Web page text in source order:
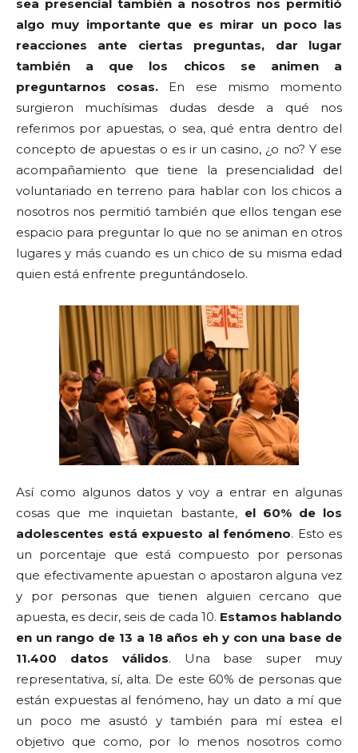
sea presencial también a nosotros nos permitió
algo muy importante que es mirar un poco las
reacciones ante ciertas preguntas, dar lugar
también a que los chicos se animen a
preguntarnos cosas. En ese mismo momento
surgieron muchísimas dudas desde a qué nos
referimos por apuestas, o sea, qué entra dentro del
concepto de apuestas o es ir un casino, ¿o no? Y ese
acompañamiento que tiene la presencialidad del
voluntariado en terreno para hablar con los chicos a
nosotros nos permitió también que ellos tengan ese
espacio para preguntar lo que no se animan en otros
lugares y más cuando es un chico de su misma edad
quien está enfrente preguntándoselo.
Así como algunos datos y voy a entrar en algunas
cosas que me inquietan bastante, el 60% de los
adolescentes está expuesto al fenómeno. Esto es
un porcentaje que está compuesto por personas
que efectivamente apuestan o apostaron alguna vez
y por personas que tienen alguien cercano que
apuesta, es decir, seis de cada 10. Estamos hablando
en un rango de 13 a 18 años eh y con una base de
11.400 datos válidos. Una base super muy
representativa, sí, alta. De este 60% de personas que
están expuestas al fenómeno, hay un dato a mí que
un poco me asustó y también para mí estea el
objetivo que como, por lo menos nosotros como